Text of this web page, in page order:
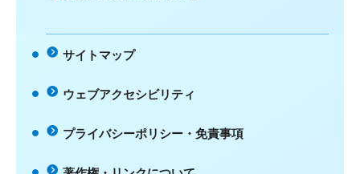
サイトマップ
ウェブアクセシビリティ
プライバシーポリシー・免責事項